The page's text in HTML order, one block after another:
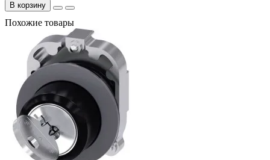
В корзину
Похожие товары